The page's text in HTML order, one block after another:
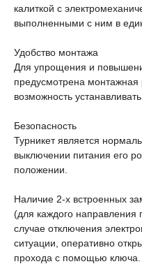
калиткой с
выполненными с ним в
Удобство монтажа
Для упрощения и
предусмотрена
возможность
Безопасность
Турникет является
выключении питания его
положении.
Наличие 2-х встроенных
(для каждого направления
случае отключения
ситуации, оперативно
прохода с помощью ключа.